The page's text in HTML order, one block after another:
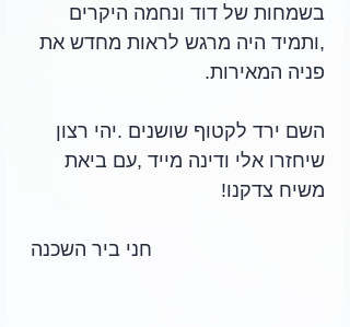
בשמחות של דוד ונחמה היקרים
,ותמיד היה מרגש לראות מחדש את
פניה המאירות.
השם ירד לקטוף שושנים .יהי רצון
שיחזרו אלי ודינה מייד ,עם ביאת
משיח צדקנו!
חני ביר השכנה